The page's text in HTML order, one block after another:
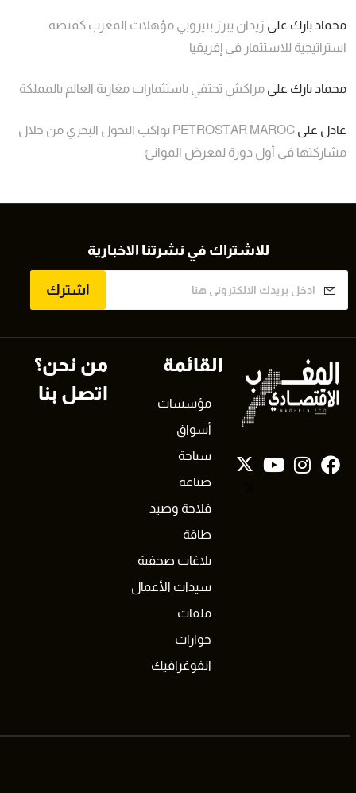
محماد بارك على زيدان يبرز بنيروبي مؤهلات المغرب كمنصة
استراتيجية للاستثمار في إفريقيا
محماد بارك على مراكش تحتفي باستثمارات مغاربة العالم بالمملكة
عادل على
PETROSTAR MAROC تواكب التحول البحري من خلال
مشاركتها في أول دورة لمعرض الموانئ
للاشتراك في نشرتنا الاخبارية
اشترك
القائمة
مؤسسات
أسواق
سياحة
صناعة
فلاحة وصيد
طاقة
بلاغات صحفية
سيدات الأعمال
ملفات
حوارات
انفوغرافيك
من نحن؟
اتصل بنا